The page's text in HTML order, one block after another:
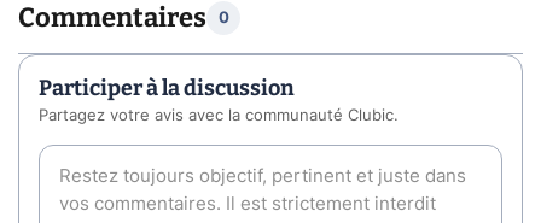
Commentaires 0
Participer à la discussion
Partagez votre avis avec la communauté Clubic.